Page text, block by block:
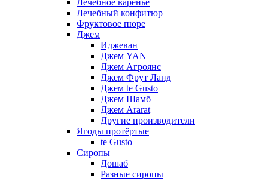
Лечебное варенье
Лечебный конфитюр
Фруктовое пюре
Джем
Иджеван
Джем YAN
Джем Агроянс
Джем Фрут Ланд
Джем te Gusto
Джем Шамб
Джем Ararat
Другие производители
Ягоды протёртые
te Gusto
Сиропы
Дошаб
Разные сиропы